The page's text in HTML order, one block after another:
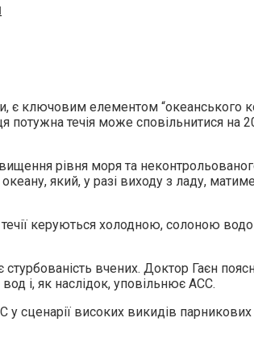
є ключовим елементом “океанського
течія може сповільнитися на
рівня моря та
який, у разі виходу з ладу,
керуються холодною, солоною
вчених. Доктор Гаєн
і, як наслідок, уповільнює ACC.
високих викидів парникових